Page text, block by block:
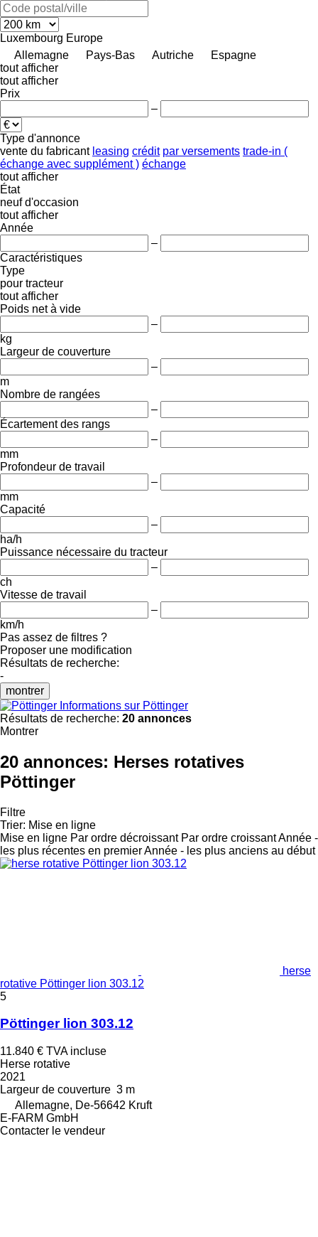
Luxembourg Europe
Allemagne
Pays-Bas Autriche
Espagne
tout afficher
tout afficher
Prix
–
Type d'annonce
vente du fabricant leasing crédit par versements trade-in (
échange avec supplément ) échange
tout afficher
État
neuf d'occasion
tout afficher
Année
–
Caractéristiques
Type
pour tracteur
tout afficher
Poids net à vide
–
kg
Largeur de couverture
–
m
Nombre de rangées
–
Écartement des rangs
–
mm
Profondeur de travail
–
mm
Capacité
–
ha/h
Puissance nécessaire du tracteur
–
ch
Vitesse de travail
–
km/h
Pas assez de filtres ?
Proposer une modification
Résultats de recherche:
-
montrer
Informations sur Pöttinger
Résultats de recherche: 20 annonces
Montrer
20 annonces: Herses rotatives
Pöttinger
Filtre
Trier: Mise en ligne
Mise en ligne Par ordre décroissant Par ordre croissantAnnée -
les plus récentes en premierAnnée - les plus anciens au début
herse
rotative Pöttinger lion 303.12
5
Pöttinger lion 303.12
11.840 € TVA incluse
Herse rotative
2021
Largeur de couverture 3 m
Allemagne, De-56642 Kruft
E-FARM GmbH
Contacter le vendeur